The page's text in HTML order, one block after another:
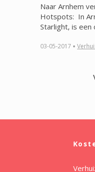
Naar Arnhem
Hotspots: In
Starlight, is een
03-05-2017 ·